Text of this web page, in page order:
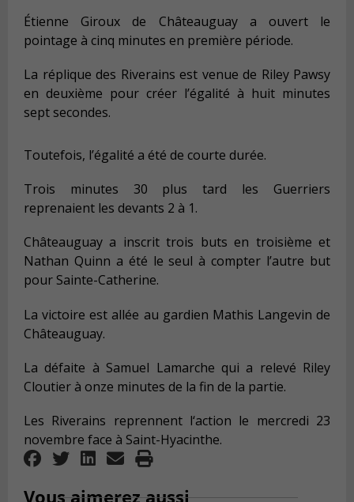
Étienne Giroux de Châteauguay a ouvert le
pointage à cinq minutes en première période.
La réplique des Riverains est venue de Riley Pawsy
en deuxième pour créer l’égalité à huit minutes
sept secondes.
Toutefois, l’égalité a été de courte durée.
Trois minutes 30 plus tard les Guerriers
reprenaient les devants 2 à 1.
Châteauguay a inscrit trois buts en troisième et
Nathan Quinn a été le seul à compter l’autre but
pour Sainte-Catherine.
La victoire est allée au gardien Mathis Langevin de
Châteauguay.
La défaite à Samuel Lamarche qui a relevé Riley
Cloutier à onze minutes de la fin de la partie.
Les Riverains reprennent l‘action le mercredi 23
novembre face à Saint-Hyacinthe.
Vous aimerez aussi